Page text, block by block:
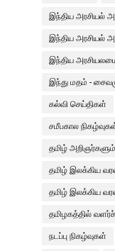
இந்திய அரசியல்
இந்திய அரசியல்
இந்திய
இந்து மதம் -
கல்வி செய்திகள்
சமீபகால
தமிழ்
தமிழ் இலக்கிய
தமிழ் இலக்கிய
தமிழகத்தில்
நடப்பு நிகழ்வுகள்